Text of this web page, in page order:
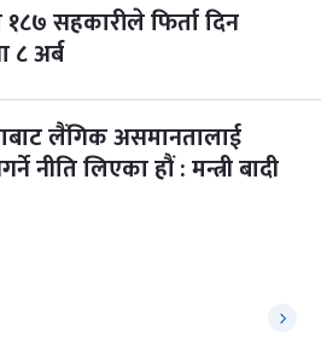
सहकारीले फिर्ता दिन
अर्ब
लैंगिक असमानतालाई
नीति लिएका हौं : मन्त्री बादी